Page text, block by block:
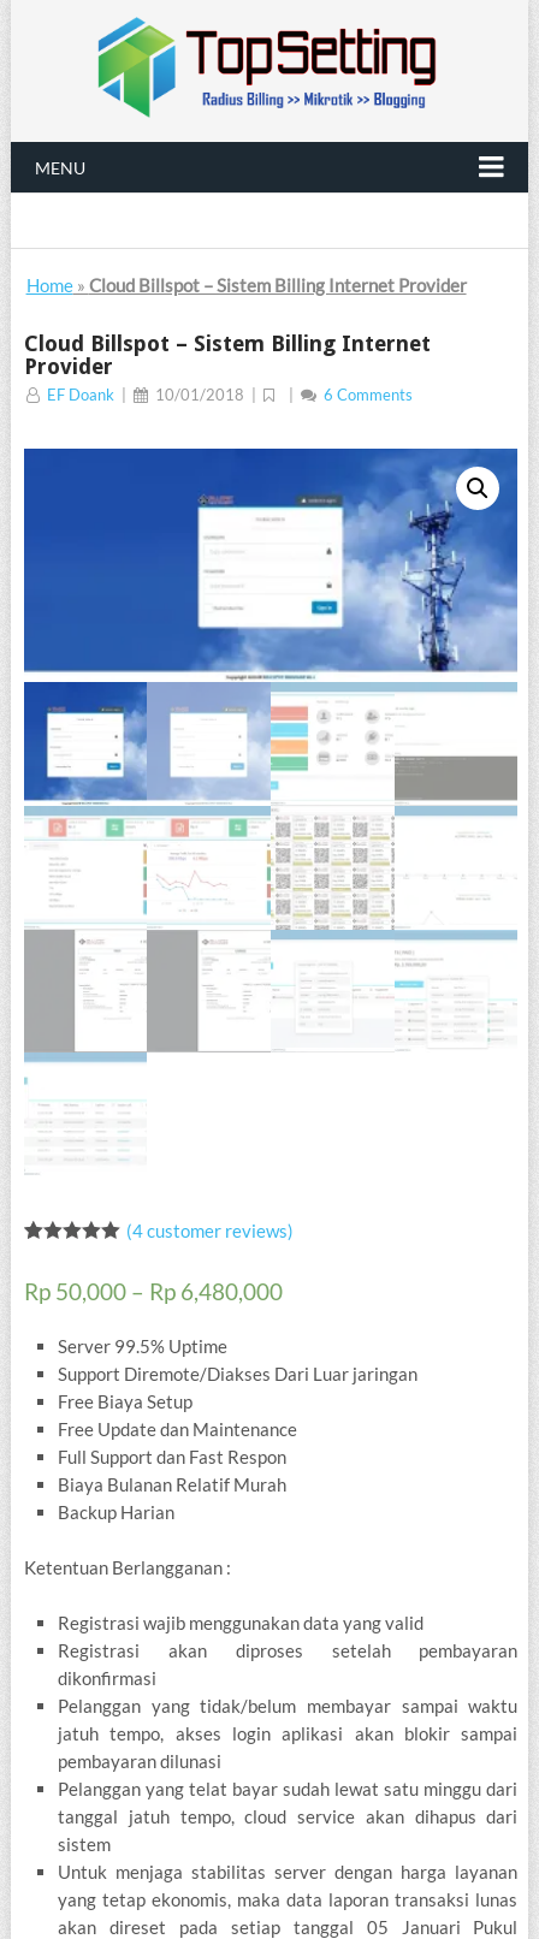
MENU
Home» Cloud Billspot – Sistem Billing Internet Provider
Cloud Billspot – Sistem Billing Internet
Provider
EF Doank 10/01/2018 6 Comments
based on
(4customer reviews)
Rp50,000– Rp6,480,000
Server 99.5% Uptime
Support Diremote/Diakses Dari Luar jaringan
Free Biaya Setup
Free Update dan Maintenance
Full Support dan Fast Respon
Biaya Bulanan Relatif Murah
Backup Harian
Ketentuan Berlangganan :
Registrasi wajib menggunakan data yang valid
Registrasi akan diproses setelah pembayaran
dikonfirmasi
Pelanggan yang tidak/belum membayar sampai waktu
jatuh tempo, akses login aplikasi akan blokir sampai
pembayaran dilunasi
Pelanggan yang telat bayar sudah lewat satu minggu dari
tanggal jatuh tempo, cloud service akan dihapus dari
sistem
Untuk menjaga stabilitas server dengan harga layanan
yang tetap ekonomis, maka data laporan transaksi lunas
akan direset pada setiap tanggal 05 Januari Pukul